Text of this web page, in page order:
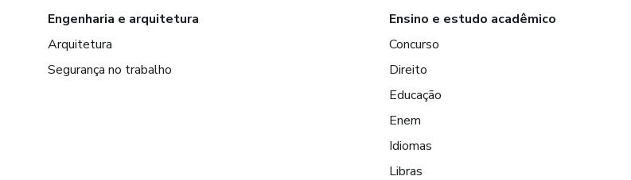
Engenharia e arquitetura
Arquitetura
Segurança no trabalho
Ensino e estudo acadêmico
Concurso
Direito
Educação
Enem
Idiomas
Libras